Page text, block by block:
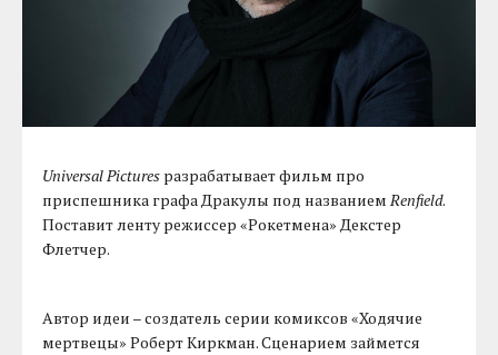
Universal Pictures разрабатывает фильм про
приспешника графа Дракулы под названиемRenfield.
Поставит ленту режиссер «Рокетмена» Декстер
Флетчер.
Автор идеи – создатель серии комиксов «Ходячие
мертвецы» Роберт Киркман. Сценарием займется